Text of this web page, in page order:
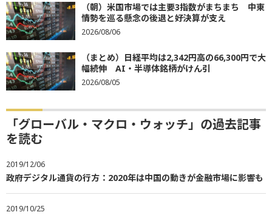
（朝）米国市場では主要3指数がまちまち 中東
情勢を巡る懸念の後退と好決算が支え
2026/08/06
（まとめ）日経平均は2,342円高の66,300円で大
幅続伸 AI・半導体銘柄がけん引
2026/08/05
「グローバル・マクロ・ウォッチ」の過去記事
を読む
2019/12/06
政府デジタル通貨の行方：2020年は中国の動きが金融市場に影響も
2019/10/25